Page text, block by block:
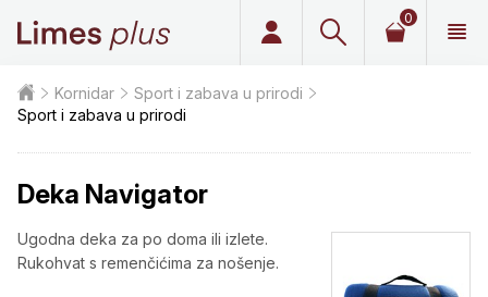
0
Kornidar
Sport i zabava u prirodi
Sport i zabava u prirodi
Deka Navigator
Ugodna deka za po doma ili izlete.
Rukohvat s remenčićima za nošenje.